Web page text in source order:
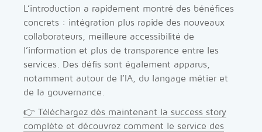
L’introduction a rapidement montré des bénéfices
concrets : intégration plus rapide des nouveaux
collaborateurs, meilleure accessibilité de
l’information et plus de transparence entre les
services. Des défis sont également apparus,
notamment autour de l’IA, du langage métier et
de la gouvernance.
👉 Téléchargez dès maintenant la success story
complète et découvrez comment le service des